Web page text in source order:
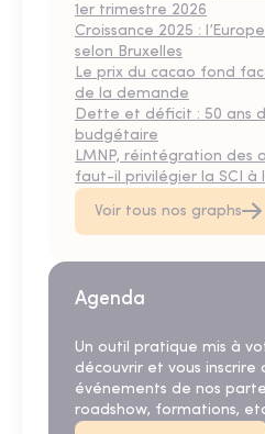
1er trimestre 2026
Croissance 2025 :
selon Bruxelles
Le prix du cacao fond
de la demande
Dette et déficit : 50 ans
budgétaire
LMNP, réintégration des
faut-il privilégier la SCI à
Voir tous nos graphs
Agenda
Un outil pratique mis à
découvrir et vous inscrire
événements de nos
roadshow, formations,